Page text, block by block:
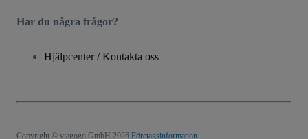
Har du några frågor?
Hjälpcenter / Kontakta oss
Copyright © viagogo GmbH 2026 Företagsinformation